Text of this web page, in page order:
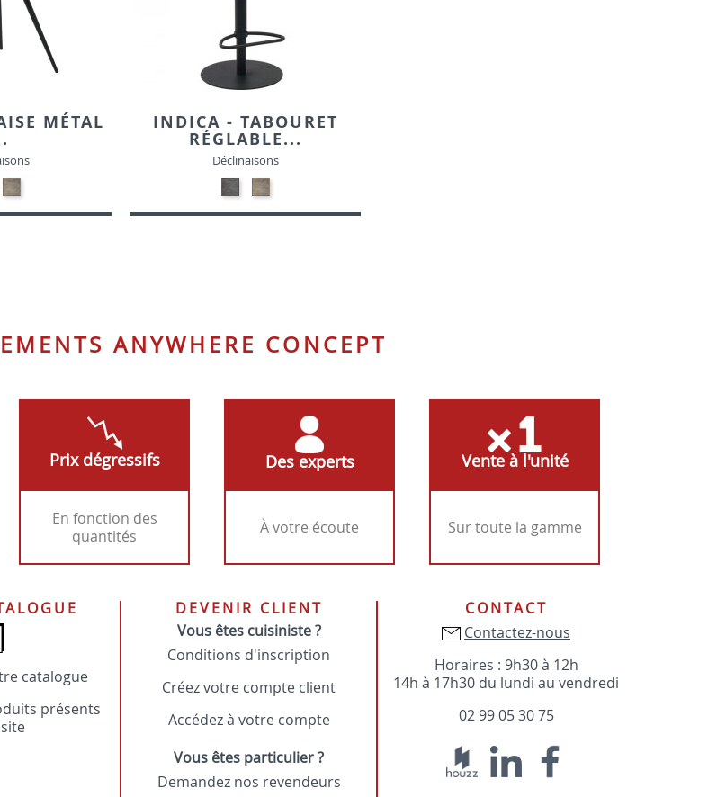
MÉTAL
GRIS
MAT
PATINE-
INDICA - TABOURET
RÉGLABLE...
Déclinaisons
NOIR
MAT
PATINE-
GRIS
MAT
PATINE-
ANYWHERE CONCEPT
Prix dégressifs
En fonction des
quantités
Des experts
À votre écoute
Vente à l'unité
Sur toute la gamme
catalogue
présents
DEVENIR CLIENT
Vous êtes cuisiniste ?
Conditions d'inscription
Créez votre compte client
Accédez à votre compte
Vous êtes particulier ?
Demandez nos revendeurs
CONTACT
Contactez-nous
Horaires : 9h30 à 12h
14h à 17h30 du lundi au vendredi
02 99 05 30 75